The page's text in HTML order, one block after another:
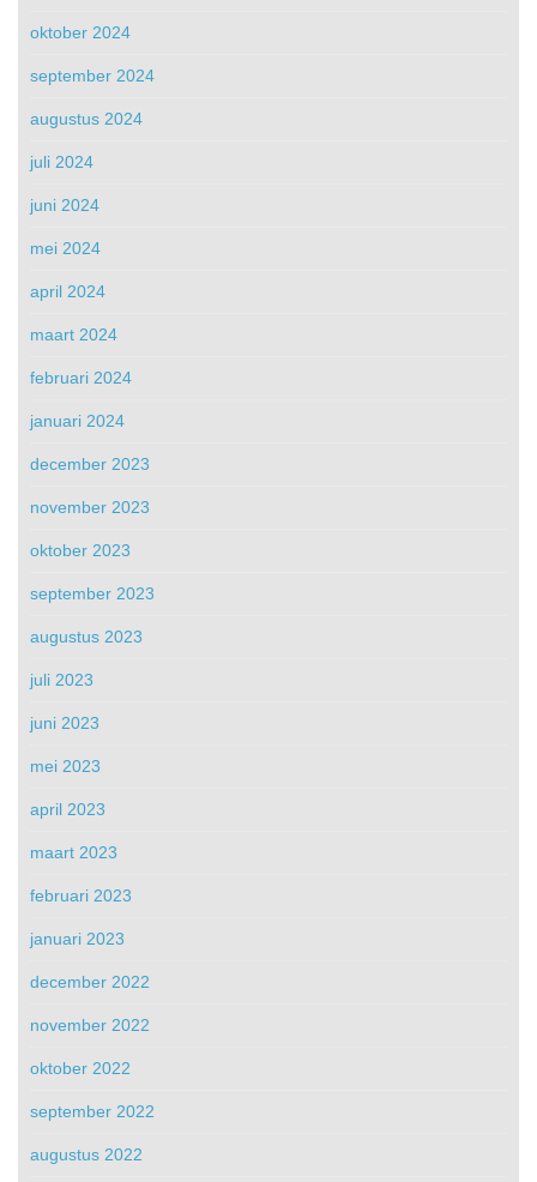
oktober 2024
september 2024
augustus 2024
juli 2024
juni 2024
mei 2024
april 2024
maart 2024
februari 2024
januari 2024
december 2023
november 2023
oktober 2023
september 2023
augustus 2023
juli 2023
juni 2023
mei 2023
april 2023
maart 2023
februari 2023
januari 2023
december 2022
november 2022
oktober 2022
september 2022
augustus 2022